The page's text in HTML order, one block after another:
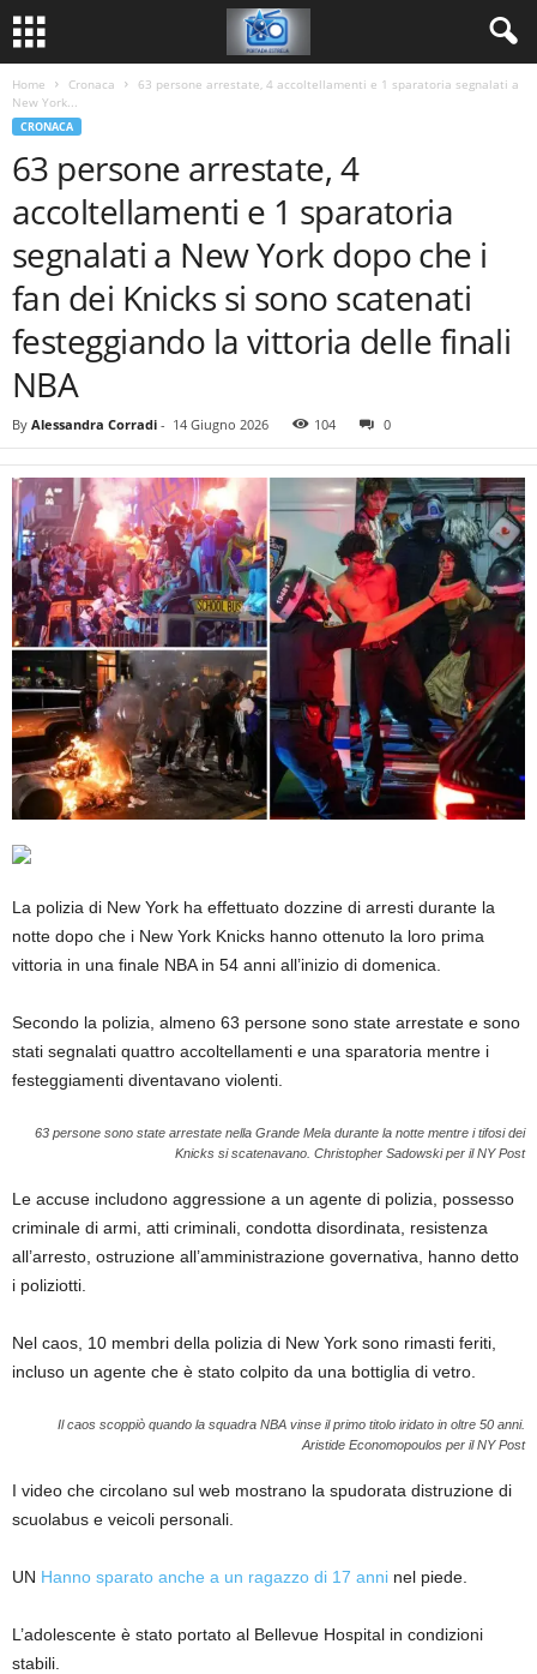
Home Cronaca
63 persone arrestate, 4 accoltellamenti e 1 sparatoria segnalati a
New York...
CRONACA
63 persone arrestate, 4
accoltellamenti e 1 sparatoria
segnalati a New York dopo che i
fan dei Knicks si sono scatenati
festeggiando la vittoria delle finali
NBA
By Alessandra Corradi - 14 Giugno 2026 104 0
La polizia di New York ha effettuato dozzine di arresti durante la
notte dopo che i New York Knicks hanno ottenuto la loro prima
vittoria in una finale NBA in 54 anni all’inizio di domenica.
Secondo la polizia, almeno 63 persone sono state arrestate e sono
stati segnalati quattro accoltellamenti e una sparatoria mentre i
festeggiamenti diventavano violenti.
63 persone sono state arrestate nella Grande Mela durante la notte mentre i tifosi dei
Knicks si scatenavano. Christopher Sadowski per il NY Post
Le accuse includono aggressione a un agente di polizia, possesso
criminale di armi, atti criminali, condotta disordinata, resistenza
all’arresto, ostruzione all’amministrazione governativa, hanno detto
i poliziotti.
Nel caos, 10 membri della polizia di New York sono rimasti feriti,
incluso un agente che è stato colpito da una bottiglia di vetro.
Il caos scoppiò quando la squadra NBA vinse il primo titolo iridato in oltre 50 anni.
Aristide Economopoulos per il NY Post
I video che circolano sul web mostrano la spudorata distruzione di
scuolabus e veicoli personali.
UN Hanno sparato anche a un ragazzo di 17 anni nel piede.
L’adolescente è stato portato al Bellevue Hospital in condizioni
stabili.